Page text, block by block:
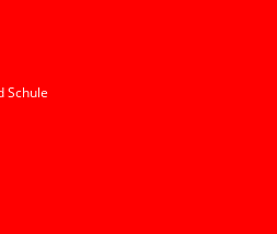
Schule